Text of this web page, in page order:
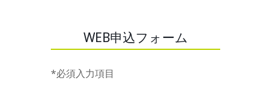
WEB申込フォーム
*必須入力項目